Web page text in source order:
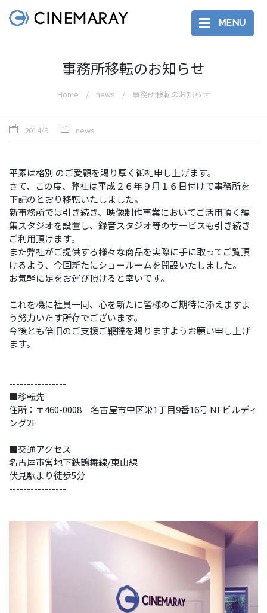
MENU
事務所移転のお知らせ
Home news 事務所移転のお知らせ
2014/9 news
平素は格別 のご愛顧を賜り厚く御礼申し上げます。
さて、この度、弊社は平成２６年９月１６日付けで事務所を
下記のとおり移転いたしました。
新事務所では引き続き、映像制作事業においてご活用頂く編
集スタジオを設置し、録音スタジオ等のサービスも引き続き
ご利用頂けます。
また弊社がご提供する様々な商品を実際に手に取ってご覧頂
けるよう、今回新たにショールームを開設いたしました。
お気軽に足をお運び頂けると幸いです。
これを機に社員一同、心を新たに皆様のご期待に添えますよ
う努力いたす所存でございます。
今後とも倍旧のご支援ご鞭撻を賜りますようお願い申し上げ
ます。
----------------
■移転先
住所：〒460-0008 名古屋市中区栄1丁目9番16号 NFビルディ
ング2F
■交通アクセス
名古屋市営地下鉄鶴舞線/東山線
伏見駅より徒歩5分
----------------